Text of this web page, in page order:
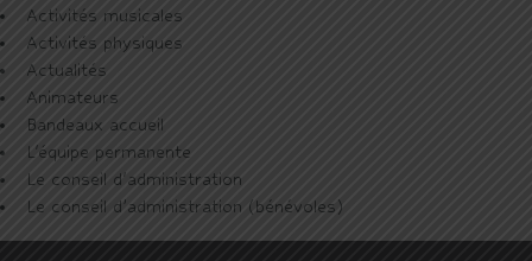
Activités musicales
Activités physiques
Actualités
Animateurs
Bandeaux accueil
L'équipe permanente
Le conseil d'administration
Le conseil d’administration (bénévoles)